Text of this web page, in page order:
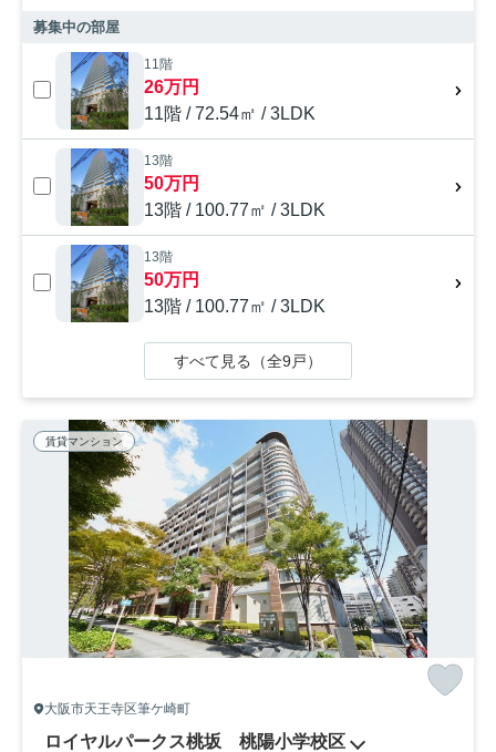
募集中の部屋
11階
26万円
11階 / 72.54㎡ / 3LDK
13階
50万円
13階 / 100.77㎡ / 3LDK
13階
50万円
13階 / 100.77㎡ / 3LDK
すべて見る（全9戸）
賃貸マンション
大阪市天王寺区筆ケ崎町
ロイヤルパークス桃坂 桃陽小学校区